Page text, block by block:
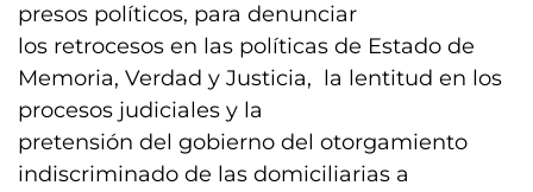
presos políticos, para denunciar
los retrocesos en las políticas de Estado de
Memoria, Verdad y Justicia, la lentitud en los
procesos judiciales y la
pretensión del gobierno del otorgamiento
indiscriminado de las domiciliarias a